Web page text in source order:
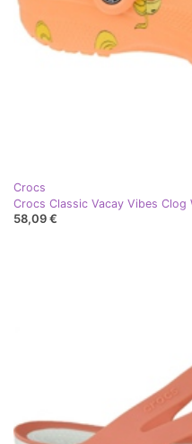
Crocs
Crocs Classic Vacay Vibes Clog
58,09 €